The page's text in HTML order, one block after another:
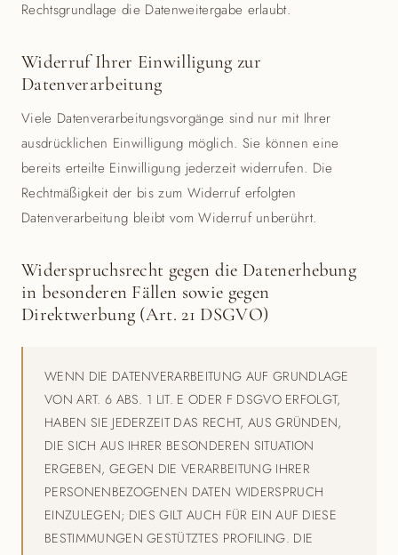
Rechtsgrundlage die Datenweitergabe erlaubt.
Widerruf Ihrer Einwilligung zur
Datenverarbeitung
Viele Datenverarbeitungsvorgänge sind nur mit Ihrer
ausdrücklichen Einwilligung möglich. Sie können eine
bereits erteilte Einwilligung jederzeit widerrufen. Die
Rechtmäßigkeit der bis zum Widerruf erfolgten
Datenverarbeitung bleibt vom Widerruf unberührt.
Widerspruchsrecht gegen die Datenerhebung
in besonderen Fällen sowie gegen
Direktwerbung (Art. 21 DSGVO)
WENN DIE DATENVERARBEITUNG AUF GRUNDLAGE
VON ART. 6 ABS. 1 LIT. E ODER F DSGVO ERFOLGT,
HABEN SIE JEDERZEIT DAS RECHT, AUS GRÜNDEN,
DIE SICH AUS IHRER BESONDEREN SITUATION
ERGEBEN, GEGEN DIE VERARBEITUNG IHRER
PERSONENBEZOGENEN DATEN WIDERSPRUCH
EINZULEGEN; DIES GILT AUCH FÜR EIN AUF DIESE
BESTIMMUNGEN GESTÜTZTES PROFILING. DIE